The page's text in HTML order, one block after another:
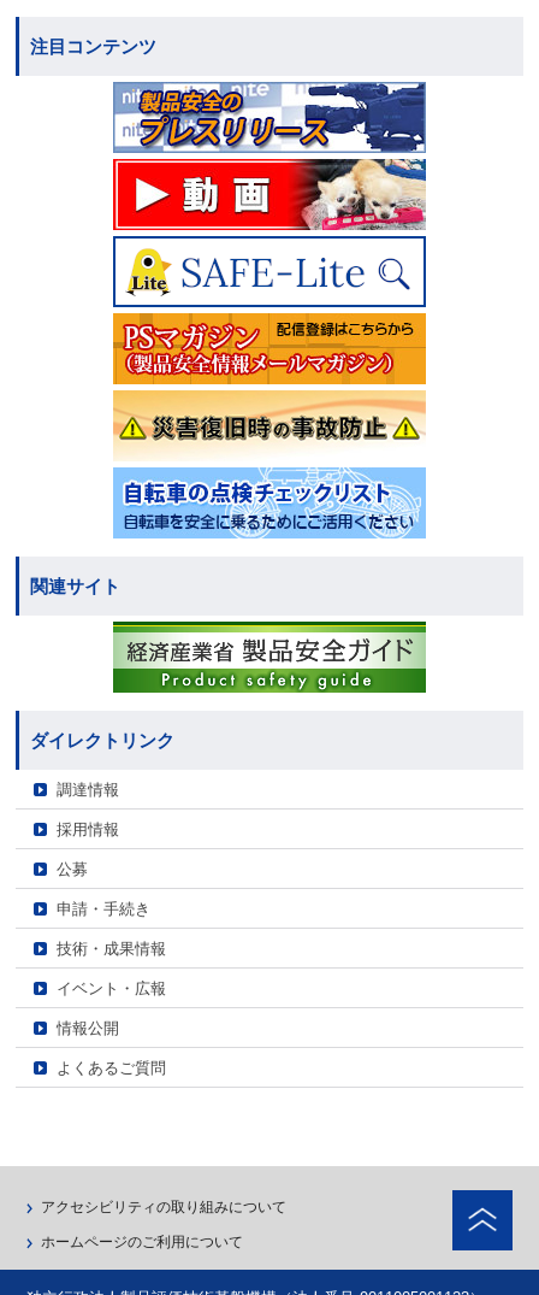
注目コンテンツ
関連サイト
ダイレクトリンク
調達情報
採用情報
公募
申請・手続き
技術・成果情報
イベント・広報
情報公開
よくあるご質問
アクセシビリティの取り組みについて
ホームページのご利用について